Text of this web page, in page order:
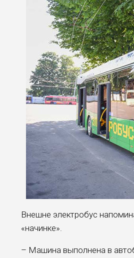
Внешне электробус
«начинке».
– Машина выполнена в